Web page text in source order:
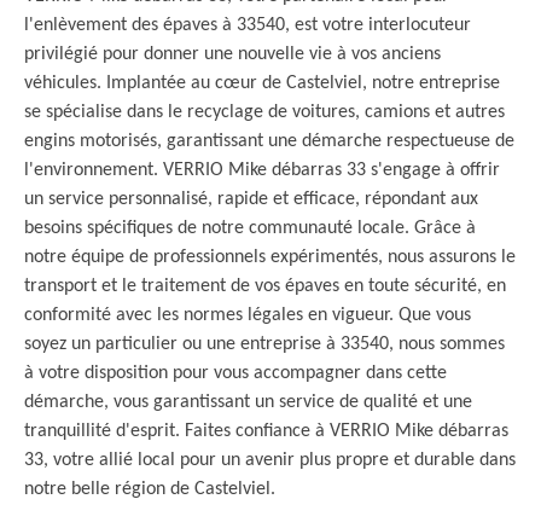
l'enlèvement des épaves à 33540, est votre interlocuteur
privilégié pour donner une nouvelle vie à vos anciens
véhicules. Implantée au cœur de Castelviel, notre entreprise
se spécialise dans le recyclage de voitures, camions et autres
engins motorisés, garantissant une démarche respectueuse de
l'environnement. VERRIO Mike débarras 33 s'engage à offrir
un service personnalisé, rapide et efficace, répondant aux
besoins spécifiques de notre communauté locale. Grâce à
notre équipe de professionnels expérimentés, nous assurons le
transport et le traitement de vos épaves en toute sécurité, en
conformité avec les normes légales en vigueur. Que vous
soyez un particulier ou une entreprise à 33540, nous sommes
à votre disposition pour vous accompagner dans cette
démarche, vous garantissant un service de qualité et une
tranquillité d'esprit. Faites confiance à VERRIO Mike débarras
33, votre allié local pour un avenir plus propre et durable dans
notre belle région de Castelviel.